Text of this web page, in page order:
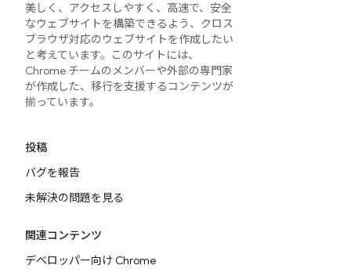
美しく、アクセスしやすく、高速で、安全
なウェブサイトを構築できるよう、クロス
ブラウザ対応のウェブサイトを作成したい
と考えています。このサイトには、
Chrome チームのメンバーや外部の専門家
が作成した、移行を支援するコンテンツが
揃っています。
投稿
バグを報告
未解決の問題を見る
関連コンテンツ
デベロッパー向け Chrome